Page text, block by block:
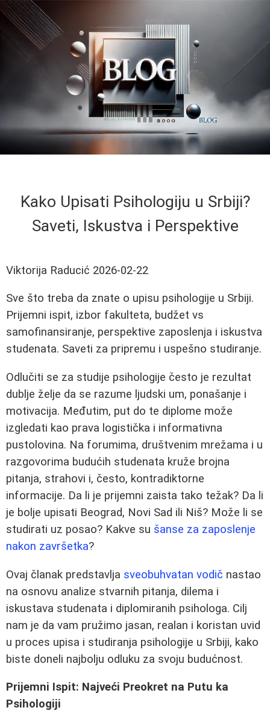
Kako Upisati Psihologiju u Srbiji?
Saveti, Iskustva i Perspektive
Viktorija Raducić 2026-02-22
Sve što treba da znate o upisu psihologije u Srbiji.
Prijemni ispit, izbor fakulteta, budžet vs
samofinansiranje, perspektive zaposlenja i iskustva
studenata. Saveti za pripremu i uspešno studiranje.
Odlučiti se za studije psihologije često je rezultat
dublje želje da se razume ljudski um, ponašanje i
motivacija. Međutim, put do te diplome može
izgledati kao prava logistička i informativna
pustolovina. Na forumima, društvenim mrežama i u
razgovorima budućih studenata kruže brojna
pitanja, strahovi i, često, kontradiktorne
informacije. Da li je prijemni zaista tako težak? Da li
je bolje upisati Beograd, Novi Sad ili Niš? Može li se
studirati uz posao? Kakve su šanse za zaposlenje
nakon završetka?
Ovaj članak predstavlja sveobuhvatan vodič nastao
na osnovu analize stvarnih pitanja, dilema i
iskustava studenata i diplomiranih psihologa. Cilj
nam je da vam pružimo jasan, realan i koristan uvid
u proces upisa i studiranja psihologije u Srbiji, kako
biste doneli najbolju odluku za svoju budućnost.
Prijemni Ispit: Najveći Preokret na Putu ka
Psihologiji